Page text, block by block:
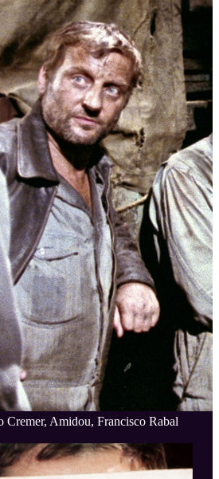
Cremer, Amidou, Francisco Rabal